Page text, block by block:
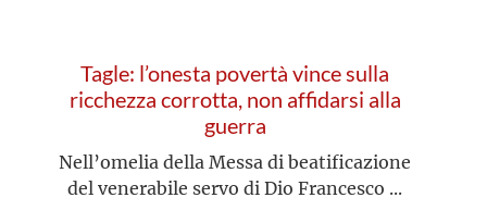
Tagle: l’onesta povertà vince sulla
ricchezza corrotta, non affidarsi alla
guerra
Nell’omelia della Messa di beatificazione
del venerabile servo di Dio Francesco ...